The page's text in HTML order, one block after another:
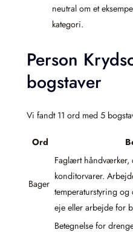
neutral om et
kategori.
Person
bogstaver
Vi fandt 11 ord med 5
Ord
Bager
Faglært håndværker,
konditorvarer.
temperaturstyring og
eje eller arbejde for
Betegnelse for